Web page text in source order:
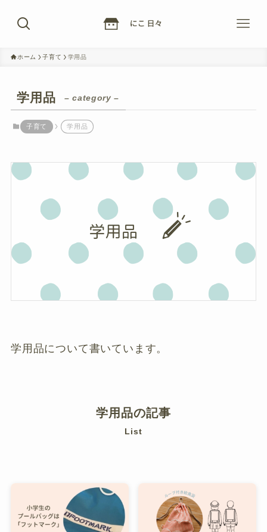
ホーム 子育て 学用品
学用品 – category –
子育て 学用品
学用品について書いています。
学用品の記事
List